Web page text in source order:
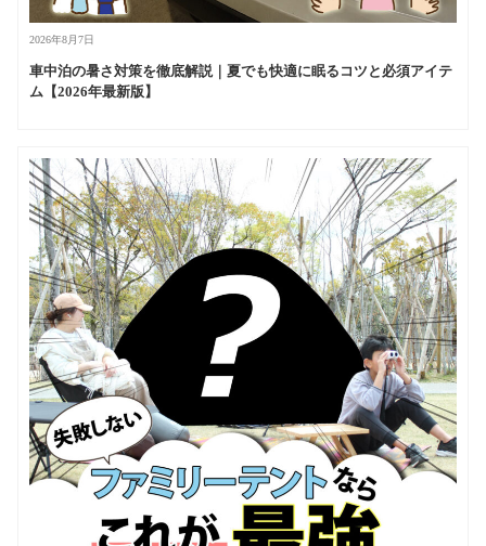
2026年8月7日
車中泊の暑さ対策を徹底解説｜夏でも快適に眠るコツと必須アイテ
ム【2026年最新版】